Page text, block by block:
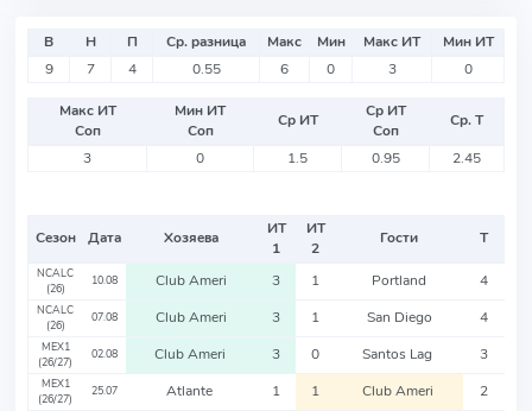
В Н П Ср. разница Макс Мин Макс ИТ
Мин ИТ
9
7 4 0.55 6 0 3 0
Макс ИТ
Соп
Мин ИТ
Соп
Ср ИТ
Ср ИТ
Соп
Ср. Т
3
0 1.5 0.95 2.45
Сезон Дата Хозяева
ИТ
1
ИТ
2
Гости Т
NCALC
(26)
10.08 Club Ameri 3 1 Portland 4
NCALC
(26)
07.08 Club Ameri 3 1 San Diego 4
MEX1
(26/27)
02.08 Club Ameri 3 0 Santos Lag 3
MEX1
(26/27)
25.07 Atlante 1 1 Club Ameri 2